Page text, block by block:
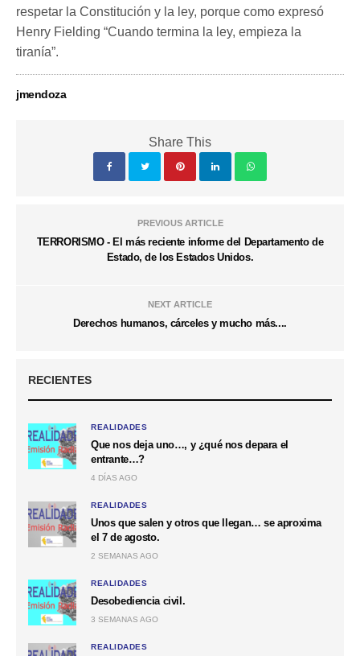
respetar la Constitución y la ley, porque como expresó
Henry Fielding “Cuando termina la ley, empieza la
tiranía”.
jmendoza
Share This
PREVIOUS ARTICLE
TERRORISMO - El más reciente informe del Departamento de
Estado, de los Estados Unidos.
NEXT ARTICLE
Derechos humanos, cárceles y mucho más....
RECIENTES
REALIDADES
Que nos deja uno…, y ¿qué nos depara el
entrante…?
4 DÍAS AGO
REALIDADES
Unos que salen y otros que llegan… se aproxima
el 7 de agosto.
2 SEMANAS AGO
REALIDADES
Desobediencia civil.
3 SEMANAS AGO
REALIDADES